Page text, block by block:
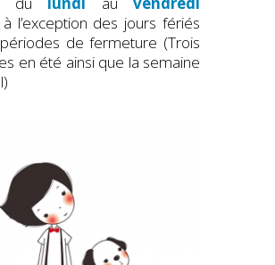
l’exception des jours fériés
de fermeture (Trois
en été ainsi que la semaine